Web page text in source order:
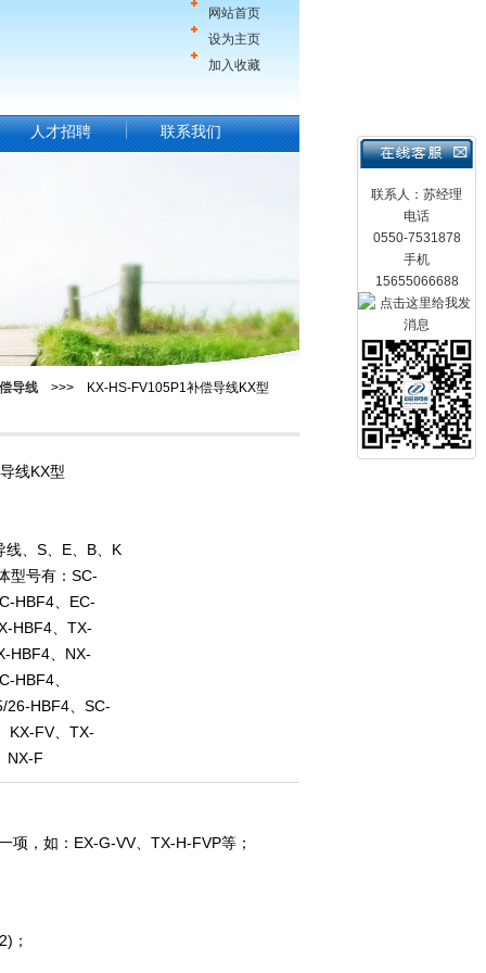
网站首页
设为主页
加入收藏
联系人：苏经理
电话
0550-7531878
手机
15655066688
人才招聘 联系我们
导线 >>> KX-HS-FV105P1补偿导线KX型
线KX型
线、S、E、B、K
型号有：SC-
HBF4、EC-
HBF4、TX-
HBF4、NX-
HBF4、
26-HBF4、SC-
KX-FV、TX-
NX-F
项，如：EX-G-VV、TX-H-FVP等；
；